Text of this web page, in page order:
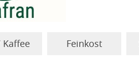
Kaffee Feinkost